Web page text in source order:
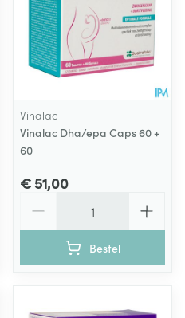
Vinalac
Vinalac Dha/epa Caps 60 +
60
€ 51,00
Bestel